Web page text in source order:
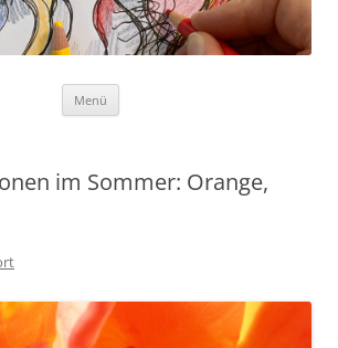
Menü
im Sommer: Orange,